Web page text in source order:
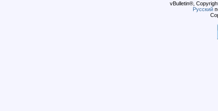
vBulletin®,
Русский